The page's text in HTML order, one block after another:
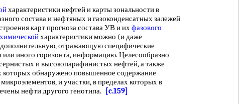
характеристики нефтей и карты зональности в
состава и нефтяных и газоконденсатных залежей
карт прогноза состава УВ и ихфазового
характеристики можно (и даже
дополнительную, отражающую специфические
или иного горизонта, информацию. Целесообразно
и высокопарафинистых нефтей, а также
которых обнаружено повышенное содержание
и участки, в пределах которых в
нефти другого генотипа.
[c.159]